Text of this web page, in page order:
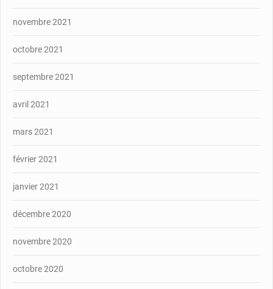
novembre 2021
octobre 2021
septembre 2021
avril 2021
mars 2021
février 2021
janvier 2021
décembre 2020
novembre 2020
octobre 2020